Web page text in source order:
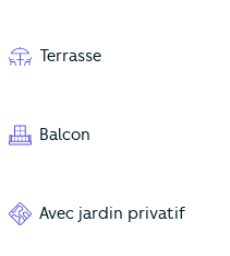
Terrasse
Balcon
Avec jardin privatif